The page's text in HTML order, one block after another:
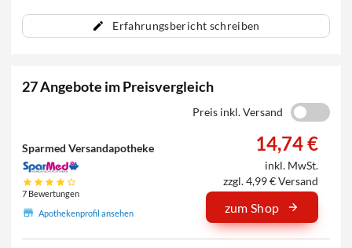
Erfahrungsbericht schreiben
27 Angebote im Preisvergleich
Preis inkl. Versand
Sparmed Versandapotheke
7 Bewertungen
Apothekenprofil ansehen
14,74 €
inkl. MwSt.
zzgl. 4,99 € Versand
zum Shop